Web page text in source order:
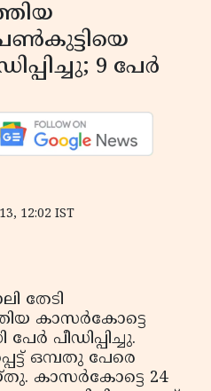
9 പേര്‍
12:02 IST
തേടി
കാസര്‍കോട്ടെ
പീഡിപ്പിച്ചു.
ഒമ്പതു പേരെ
കാസര്‍കോട്ടെ 24